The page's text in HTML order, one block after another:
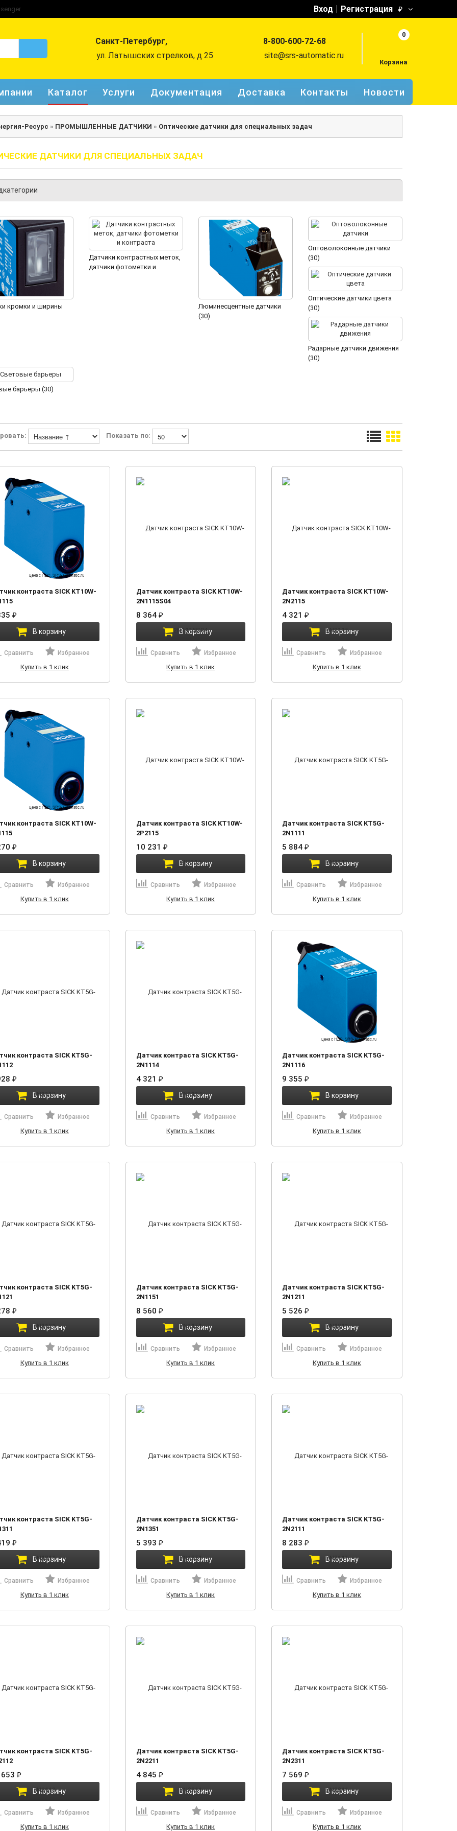
Вход Регистрация ₽
Санкт-Петербург,
ул. Латышских стрелков, д 25
8-800-600-72-68
site@srs-automatic.ru
Корзина
0
Каталог Услуги Документация Доставка Контакты Новости
Ресурс » ПРОМЫШЛЕННЫЕ ДАТЧИКИ » Оптические датчики для специальных задач
ДАТЧИКИ ДЛЯ СПЕЦИАЛЬНЫХ ЗАДАЧ
кромки и ширины
Датчики контрастных меток,
датчики фотометки и
Люминесцентные датчики
(30)
Оптоволоконные датчики
(30)
Оптические датчики цвета
(30)
Радарные датчики движения
(30)
барьеры (30)
Показать по:
контраста SICK KT10W-
₽
В корзину
Сравнить Избранное
Купить в 1 клик
Датчик контраста SICK KT10W-
2N1115S04
8 364 ₽
В корзину
Сравнить Избранное
Купить в 1 клик
Датчик контраста SICK KT10W-
2N2115
4 321₽
В корзину
Сравнить Избранное
Купить в 1 клик
контраста SICK KT10W-
₽
В корзину
Сравнить Избранное
Купить в 1 клик
Датчик контраста SICK KT10W-
2P2115
10 231 ₽
В корзину
Сравнить Избранное
Купить в 1 клик
Датчик контраста SICK KT5G-
2N1111
5 884₽
В корзину
Сравнить Избранное
Купить в 1 клик
контраста SICK KT5G-
₽
В корзину
Сравнить Избранное
Купить в 1 клик
Датчик контраста SICK KT5G-
2N1114
4 321 ₽
В корзину
Сравнить Избранное
Купить в 1 клик
Датчик контраста SICK KT5G-
2N1116
9 355₽
В корзину
Сравнить Избранное
Купить в 1 клик
контраста SICK KT5G-
₽
В корзину
Сравнить Избранное
Купить в 1 клик
Датчик контраста SICK KT5G-
2N1151
8 560 ₽
В корзину
Сравнить Избранное
Купить в 1 клик
Датчик контраста SICK KT5G-
2N1211
5 526₽
В корзину
Сравнить Избранное
Купить в 1 клик
контраста SICK KT5G-
₽
В корзину
Сравнить Избранное
Купить в 1 клик
Датчик контраста SICK KT5G-
2N1351
5 393 ₽
В корзину
Сравнить Избранное
Купить в 1 клик
Датчик контраста SICK KT5G-
2N2111
8 283₽
В корзину
Сравнить Избранное
Купить в 1 клик
контраста SICK KT5G-
₽
В корзину
Сравнить Избранное
Купить в 1 клик
Датчик контраста SICK KT5G-
2N2211
4 845 ₽
В корзину
Сравнить Избранное
Купить в 1 клик
Датчик контраста SICK KT5G-
2N2311
7 569₽
В корзину
Сравнить Избранное
Купить в 1 клик